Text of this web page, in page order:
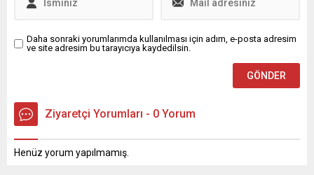
özetledi. Çocuklara Yönelik
Daha sonraki yorumlarımda kullanılması için adım, e-posta adresim
ve site adresim bu tarayıcıya kaydedilsin.
Ziyaretçi Yorumları - 0 Yorum
Henüz yorum yapılmamış.